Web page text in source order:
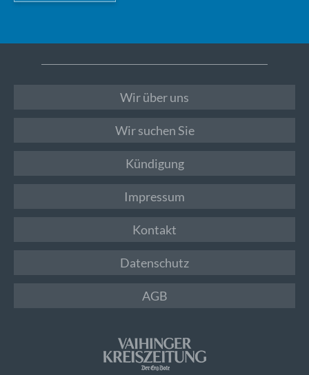
Wir über uns
Wir suchen Sie
Kündigung
Impressum
Kontakt
Datenschutz
AGB